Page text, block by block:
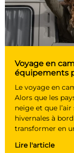
Voyage en
équipements
Le voyage en
Alors que les
neige et que
hivernales à
transformer en
Lire l'article